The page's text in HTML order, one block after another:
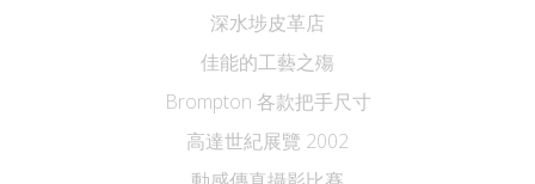
深水埗皮革店
佳能的工藝之殤
Brompton 各款把手尺寸
高達世紀展覽 2002